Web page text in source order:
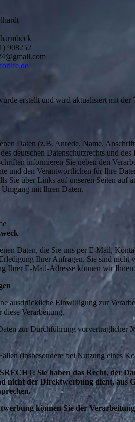
908252
erstellt und wird aktualisiert mit der
Daten (z.B. Anrede, Name,
deutschen Datenschutzrechts und
informieren Sie neben den
und den Verantwortlichen für Ihre
Sie über Links auf unseren Seiten
mit Ihren Daten.
Daten, die Sie uns per E-Mail,
Ihrer Anfragen. Sie sind nicht
Ihrer E-Mail-Adresse können wir
ausdrückliche Einwilligung zur
Verarbeitung.
zur Durchführung vorvertraglicher
(insbesondere bei Nutzung eines
Sie haben das Recht, der
nicht der Direktwerbung dient, aus
können Sie der